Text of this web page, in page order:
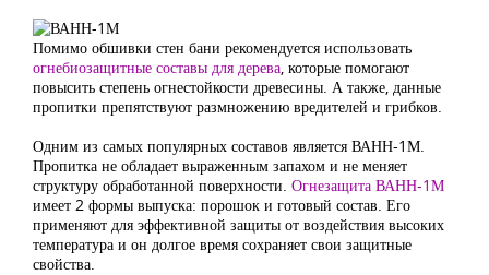
Помимо обшивки стен бани рекомендуется использовать
огнебиозащитные составы для дерева , которые помогают
повысить степень огнестойкости древесины. А также, данные
пропитки препятствуют размножению вредителей и грибков.
Одним из самых популярных составов является ВАНН-1М.
Пропитка не обладает выраженным запахом и не меняет
структуру обработанной поверхности. Огнезащита ВАНН-1М
имеет 2 формы выпуска: порошок и готовый состав. Его
применяют для эффективной защиты от воздействия высоких
температура и он долгое время сохраняет свои защитные
свойства.